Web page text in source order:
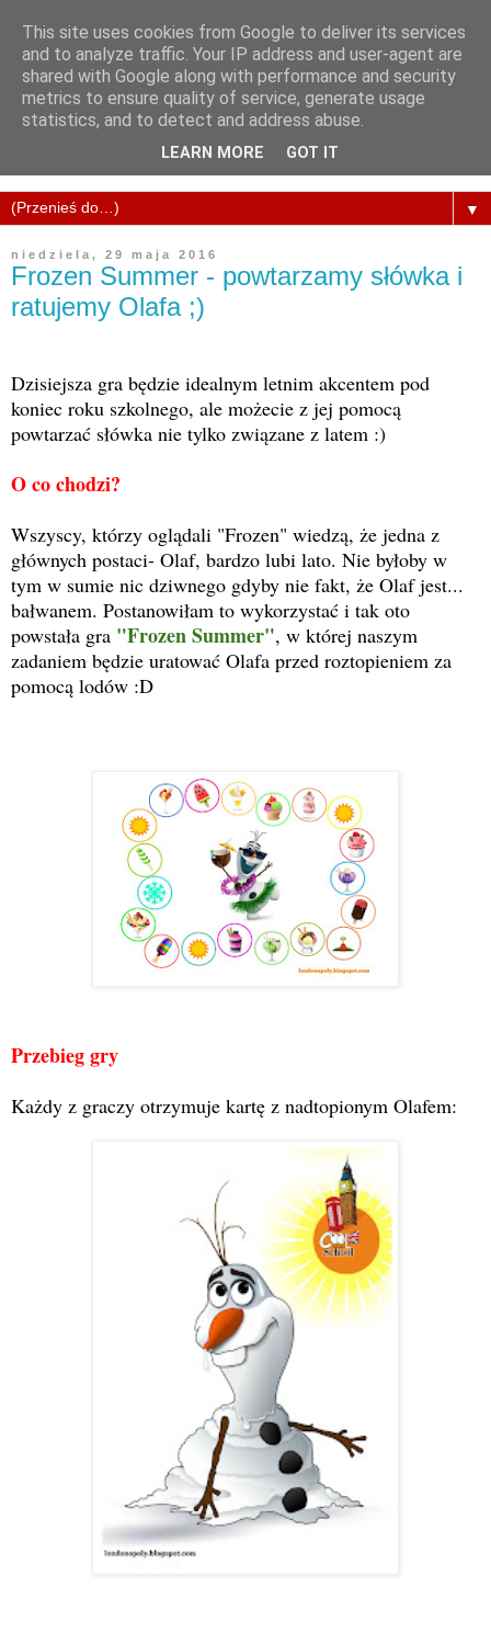
▼
niedziela, 29 maja 2016
Frozen Summer - powtarzamy słówka i
ratujemy Olafa ;)
Dzisiejsza gra będzie idealnym letnim akcentem pod
koniec roku szkolnego, ale możecie z jej pomocą
powtarzać słówka nie tylko związane z latem :)
O co chodzi?
Wszyscy, którzy oglądali "Frozen" wiedzą, że jedna z
głównych postaci- Olaf, bardzo lubi lato. Nie byłoby w
tym w sumie nic dziwnego gdyby nie fakt, że Olaf jest...
bałwanem. Postanowiłam to wykorzystać i tak oto
powstała gra "Frozen Summer", w której naszym
zadaniem będzie uratować Olafa przed roztopieniem za
pomocą lodów :D
Przebieg gry
Każdy z graczy otrzymuje kartę z nadtopionym Olafem:
This site uses cookies from Google to deliver its services
and to analyze traffic. Your IP address and user-agent are
shared with Google along with performance and security
metrics to ensure quality of service, generate usage
statistics, and to detect and address abuse.
LEARN MORE GOT IT